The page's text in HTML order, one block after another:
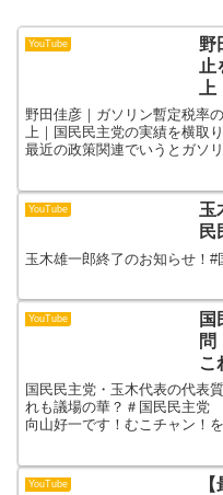
YouTube
野
止
る
野田佳彦｜ガソリン暫定税率
上｜国民民主党の実績を横取
最近の政策関連でいうとガソ
YouTube
玉
民
玉木雄一郎終了のお知らせ！
YouTube
国
問
こ
＃
国民民主党・玉木代表の代表
れも議場の華？＃国民民主党
向山好一です！むこチャン！
YouTube